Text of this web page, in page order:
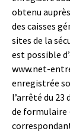
obtenu
des caisses
sites de la
est possible
www.net-
enregistrée
l’arrêté du
de formulaire